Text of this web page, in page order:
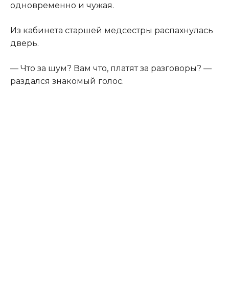
одновременно и чужая.
Из кабинета старшей медсестры распахнулась
дверь.
— Что за шум? Вам что, платят за разговоры? —
раздался знакомый голос.